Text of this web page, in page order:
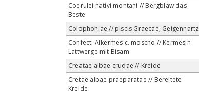
Coerulei nativi montani // Bergblaw das
Beste
Colophoniae // piscis Graecae, Geigenhartz
Confect. Alkermes c. moscho // Kermesin
Lattwerge mit Bisam
Creatae albae crudae // Kreide
Cretae albae praeparatae // Bereitete
Kreide